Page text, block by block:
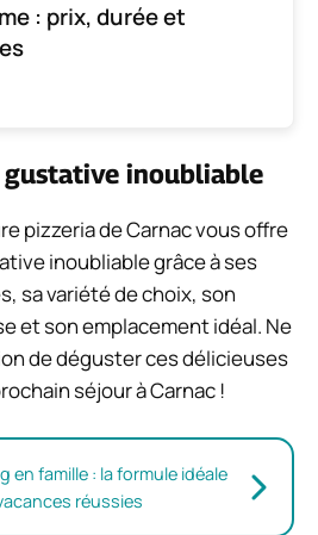
: prix, durée et
gustative inoubliable
pizzeria de Carnac vous offre
inoubliable grâce à ses
sa variété de choix, son
et son emplacement idéal. Ne
de déguster ces délicieuses
séjour à Carnac !
en famille : la formule idéale
réussies